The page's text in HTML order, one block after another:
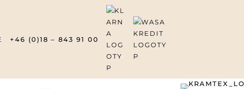
+46 (0)18 – 843 91 00